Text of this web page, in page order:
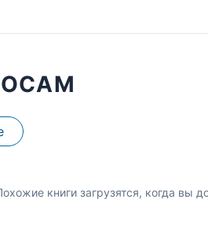
книги загрузятся, когда вы